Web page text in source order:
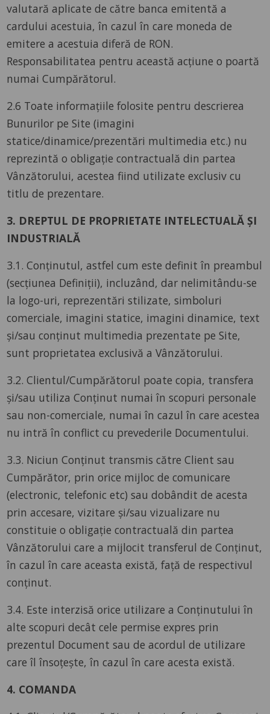
valutară aplicate de către banca emitentă a
cardului acestuia, în cazul în care moneda de
emitere a acestuia diferă de RON.
Responsabilitatea pentru această acțiune o poartă
numai Cumpărătorul.
2.6 Toate informațiile folosite pentru descrierea
Bunurilor pe Site (imagini
statice/dinamice/prezentări multimedia etc.) nu
reprezintă o obligație contractuală din partea
Vânzătorului, acestea fiind utilizate exclusiv cu
titlu de prezentare.
3. DREPTUL DE PROPRIETATE INTELECTUALĂ ȘI
INDUSTRIALĂ
3.1. Conținutul, astfel cum este definit în preambul
(secțiunea Definiții), incluzând, dar nelimitându-se
la logo-uri, reprezentări stilizate, simboluri
comerciale, imagini statice, imagini dinamice, text
și/sau conținut multimedia prezentate pe Site,
sunt proprietatea exclusivă a Vânzătorului.
3.2. Clientul/Cumpărătorul poate copia, transfera
și/sau utiliza Conținut numai în scopuri personale
sau non-comerciale, numai în cazul în care acestea
nu intră în conflict cu prevederile Documentului.
3.3. Niciun Conținut transmis către Client sau
Cumpărător, prin orice mijloc de comunicare
(electronic, telefonic etc) sau dobândit de acesta
prin accesare, vizitare și/sau vizualizare nu
constituie o obligație contractuală din partea
Vânzătorului care a mijlocit transferul de Conținut,
în cazul în care aceasta există, față de respectivul
conținut.
3.4. Este interzisă orice utilizare a Conținutului în
alte scopuri decât cele permise expres prin
prezentul Document sau de acordul de utilizare
care îl însoțește, în cazul în care acesta există.
4. COMANDA